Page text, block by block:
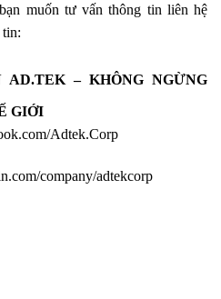
muốn tư vấn thông tin liên hệ
AD.TEK – KHÔNG NGỪNG
GIỚI
Adtek.Corp
company/adtekcorp